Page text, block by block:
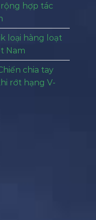
hợp tác
loại hàng loạt
Nam
chia tay
rớt hạng V-